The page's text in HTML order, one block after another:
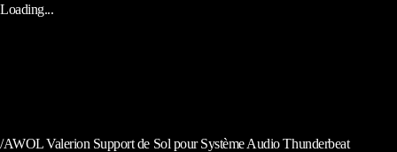
Loading...
/AWOL Valerion Support de Sol pour Système Audio Thunderbeat